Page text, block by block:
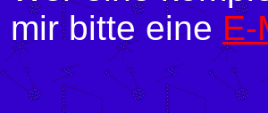
mir bitte eineE-